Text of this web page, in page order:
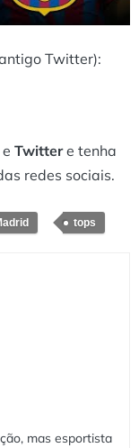
Twitter):
e Twittere tenha
redes sociais.
tops
mas esportista